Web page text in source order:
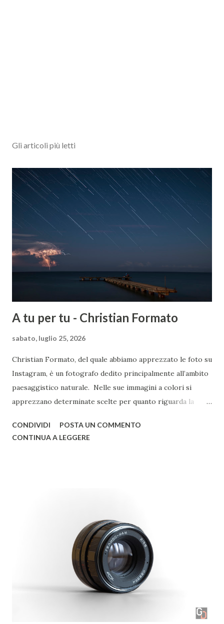
Gli articoli più letti
A tu per tu - Christian Formato
sabato, luglio 25, 2026
Christian Formato, del quale abbiamo apprezzato le foto su
Instagram, è un fotografo dedito principalmente all’ambito
paesaggistico naturale. Nelle sue immagini a colori si
apprezzano determinate scelte per quanto riguarda la
freddi. Non mancano scatti in cui il paesaggio si combina
foto dedicandomi, soprattutto, alle foto paesaggistiche.
Quali sono i tuoi fotografi di riferimento? Ce ne sono
molti! Per quanto riguarda la fotografia paesaggistica
vorrei citare Art Wolfe, Sebastião Salgado e Ansel Adams. ©
Christian Formato Guardando nella tua galleria ci ha
colpito la preferenza per...
CONDIVIDI
POSTA UN COMMENTO
CONTINUA A LEGGERE